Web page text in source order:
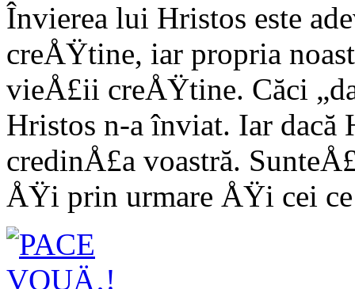
Învierea lui Hristos este
creÅŸtine, iar pro­pria
vieÅ£ii creÅŸtine. Căci
Hristos n-a înviat. Iar dacă
credinÅ£a voastră.
ÅŸi prin urmare ÅŸi cei